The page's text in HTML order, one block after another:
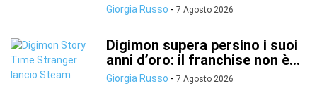
Giorgia Russo - 7 Agosto 2026
Digimon supera persino i suoi
anni d’oro: il franchise non è...
Giorgia Russo - 7 Agosto 2026